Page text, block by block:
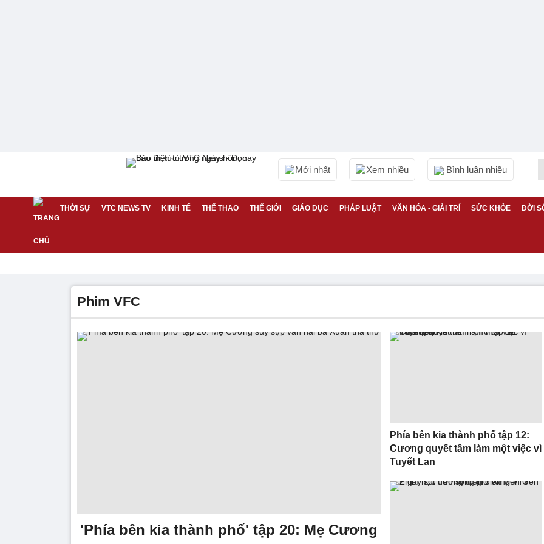
Mới nhất Xem nhiều Bình luận nhiều
THỜI SỰ VTC NEWS TV KINH TẾ THỂ THAO THẾ GIỚI GIÁO DỤC PHÁP LUẬT VĂN HÓA - GIẢI TRÍ SỨC KHỎE ĐỜI
phim VFC
'Phía bên kia thành phố' tập 20: Mẹ Cương
Phía bên kia thành phố tập 12:
Cương quyết tâm làm một việc vì
Tuyết Lan